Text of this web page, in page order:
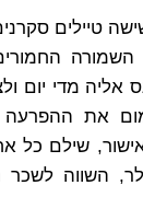
טיילים
השמורה
אליה מדי יום
את ההפרעה
שילם כל
השווה לשכר